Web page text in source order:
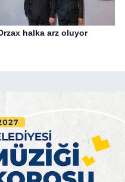
halka arz oluyor